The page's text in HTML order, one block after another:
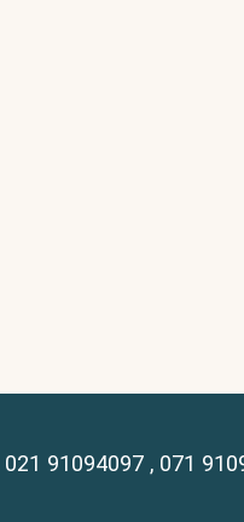
021 91094097 , 071